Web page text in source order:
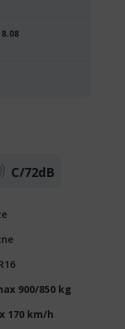
C/72dB
900/850 kg
170 km/h